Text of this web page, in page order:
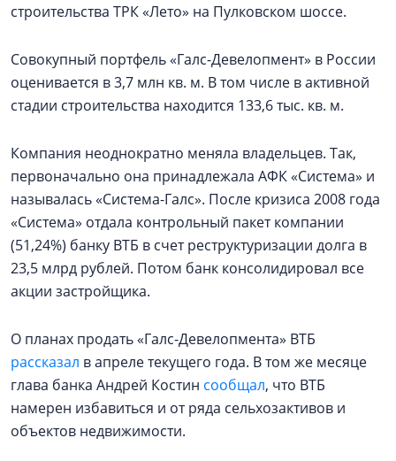
строительства ТРК «Лето» на Пулковском шоссе.
Совокупный портфель «Галс-Девелопмент» в России
оценивается в 3,7 млн кв. м. В том числе в активной
стадии строительства находится 133,6 тыс. кв. м.
Компания неоднократно меняла владельцев. Так,
первоначально она принадлежала АФК «Система» и
называлась «Система-Галс». После кризиса 2008 года
«Система» отдала контрольный пакет компании
(51,24%) банку ВТБ в счет реструктуризации долга в
23,5 млрд рублей. Потом банк консолидировал все
акции застройщика.
О планах продать «Галс-Девелопмента» ВТБ
рассказал в апреле текущего года. В том же месяце
глава банка Андрей Костин сообщал, что ВТБ
намерен избавиться и от ряда сельхозактивов и
объектов недвижимости.